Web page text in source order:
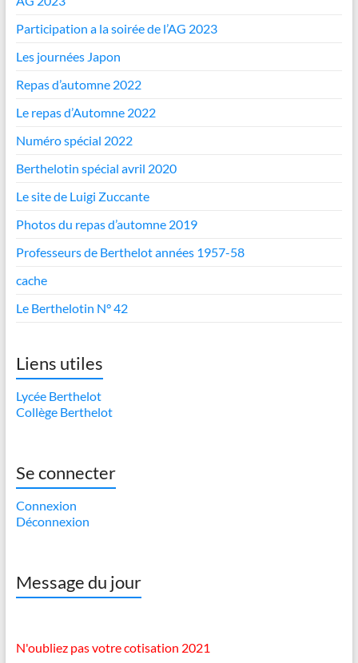
Participation a la soirée de l’AG 2023
Les journées Japon
Repas d’automne 2022
Le repas d’Automne 2022
Numéro spécial 2022
Berthelotin spécial avril 2020
Le site de Luigi Zuccante
Photos du repas d’automne 2019
Professeurs de Berthelot années 1957-58
cache
Le Berthelotin N° 42
Liens utiles
Lycée Berthelot
Collège Berthelot
Se connecter
Connexion
Déconnexion
Message du jour
N'oubliez pas votre cotisation 2021